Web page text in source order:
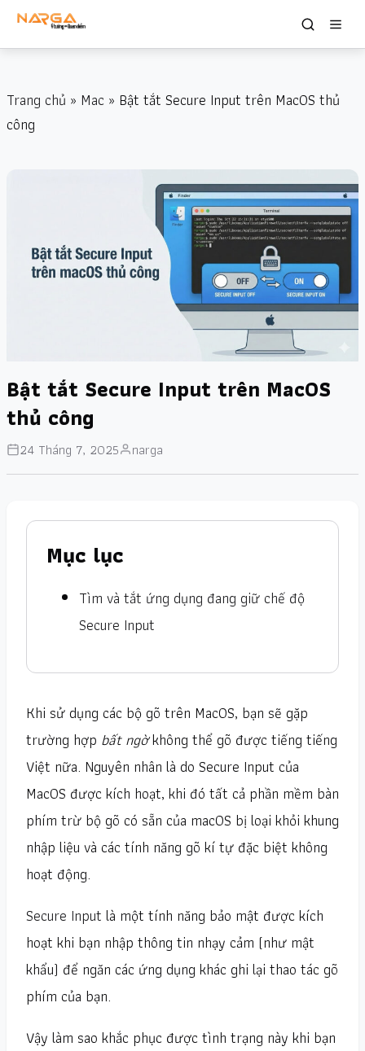
Trang chủ » Mac » Bật tắt Secure Input trên MacOS thủ
công
Bật tắt Secure Input trên MacOS
thủ công
24 Tháng 7, 2025 narga
Mục lục
Tìm và tắt ứng dụng đang giữ chế độ
Secure Input
Khi sử dụng các bộ gõ trên MacOS, bạn sẽ gặp
trường hợp bất ngờkhông thể gõ được tiếng tiếng
Việt nữa. Nguyên nhân là do Secure Input của
MacOS được kích hoạt, khi đó tất cả phần mềm bàn
phím trừ bộ gõ có sẵn của macOS bị loại khỏi khung
nhập liệu và các tính năng gõ kí tự đặc biệt không
hoạt động.
Secure Input là một tính năng bảo mật được kích
hoạt khi bạn nhập thông tin nhạy cảm (như mật
khẩu) để ngăn các ứng dụng khác ghi lại thao tác gõ
phím của bạn.
Vậy làm sao khắc phục được tình trạng này khi bạn